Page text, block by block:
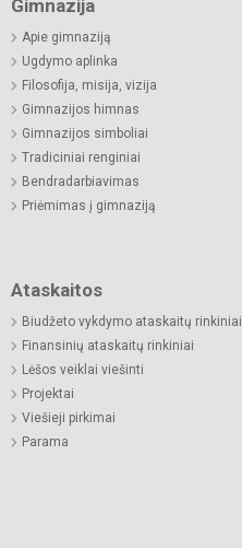
Gimnazija
Apie gimnaziją
Ugdymo aplinka
Filosofija, misija, vizija
Gimnazijos himnas
Gimnazijos simboliai
Tradiciniai renginiai
Bendradarbiavimas
Priėmimas į gimnaziją
Ataskaitos
Biudžeto vykdymo ataskaitų rinkiniai
Finansinių ataskaitų rinkiniai
Lėšos veiklai viešinti
Projektai
Viešieji pirkimai
Parama